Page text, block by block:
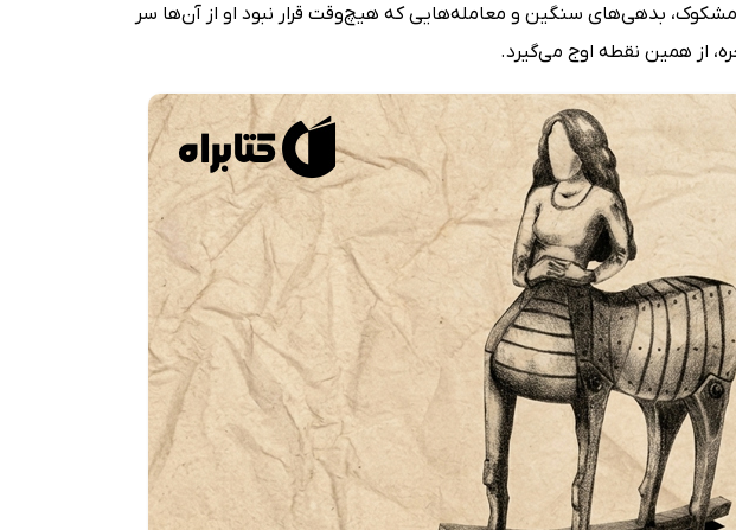
بدهی‌های سنگین و معامله‌هایی که هیچ‌وقت قرار نبود او از آن‌ها سر
از همین نقطه اوج می‌گیرد.